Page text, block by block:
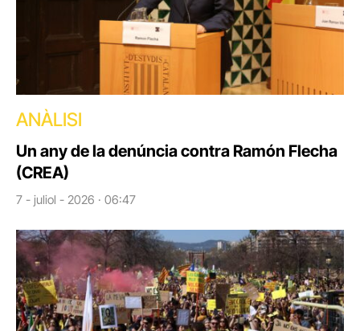
ANÀLISI
Un any de la denúncia contra Ramón Flecha
(CREA)
7 - juliol - 2026 · 06:47